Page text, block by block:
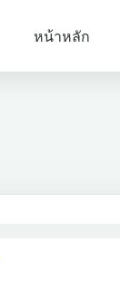
หน้าหลัก